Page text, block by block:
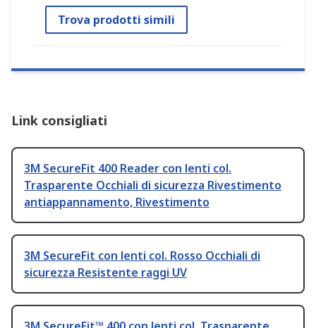
Trova prodotti simili
Link consigliati
3M SecureFit 400 Reader con lenti col.
Trasparente Occhiali di sicurezza Rivestimento
antiappannamento, Rivestimento
3M SecureFit con lenti col. Rosso Occhiali di
sicurezza Resistente raggi UV